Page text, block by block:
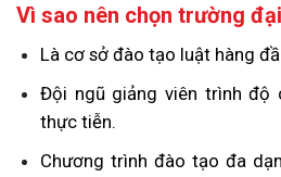
Vì sao nên chọn trường
Là cơ sở đào tạo luật hàng
Đội ngũ giảng viên trình độ
thực tiễn.
Chương trình đào tạo đa